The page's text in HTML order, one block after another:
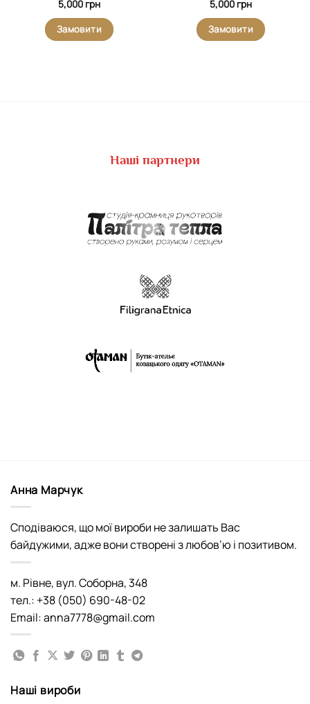
5,000 грн
Замовити
5,000 грн
Замовити
Наші партнери
Анна Марчук
Сподіваюся, що мої вироби не залишать Вас
байдужими, адже вони створені з любов’ю і позитивом.
м. Рівне, вул. Соборна, 348
тел.: +38 (050) 690-48-02
Email: anna7778@gmail.com
Наші вироби